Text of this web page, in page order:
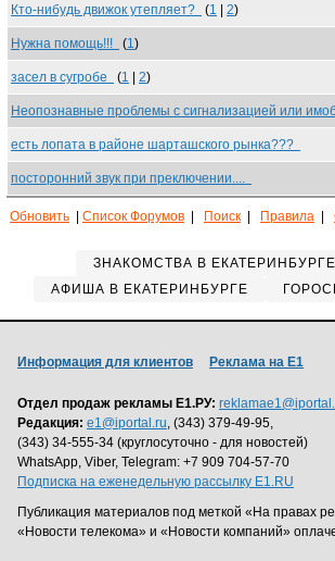
Кто-нибудь движок утепляет? (1 2)
Нужна помощь!!! (1)
засел в сугробе (1 2)
Неопознавные проблемы с сигнализацией или
есть лопата в районе шарташского рынка???
посторонний звук при преключении....
Обновить Список Форумов Поиск Правила
ЗНАКОМСТВА В ЕКАТЕРИНБУРГЕ
АФИША В ЕКАТЕРИНБУРГЕ
Информация для клиентов Реклама на Е1
Отдел продаж рекламы Е1.РУ:
Редакция: e1@iportal.ru, (343) 379-49-95,
(343) 34-555-34 (круглосуточно - для новостей)
WhatsApp, Viber, Telegram: +7 909 704-57-70
Подписка на еженедельную рассылку E1.RU
Публикация материалов под меткой «На правах
«Новости телекома» и «Новости компаний»